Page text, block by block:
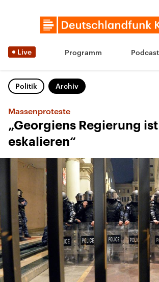
Live Programm
Politik Archiv
Massenproteste
„Georgiens Regierung
eskalieren“